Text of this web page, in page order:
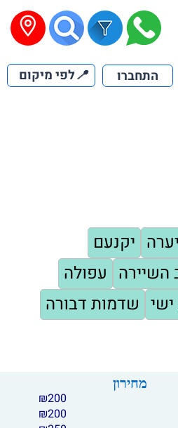
התחברו 📍לפי מיקום
יערה יקנעם
השיירה עפולה
שדמות דבורה
מחירון
200
₪
200
₪